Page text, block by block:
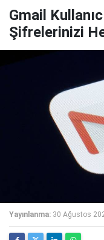
Gmail
Şifrelerinizi
Yayınlanma: 30 Ağustos